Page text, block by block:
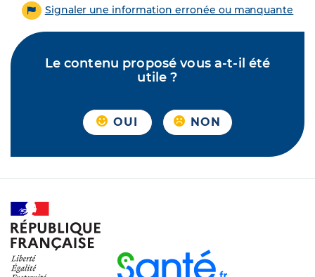
Signaler une information erronée ou manquante
Le contenu proposé vous a-t-il été
utile ?
OUI NON